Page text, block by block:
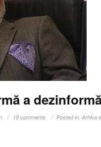
a
19 comments Posted in:Arhiva